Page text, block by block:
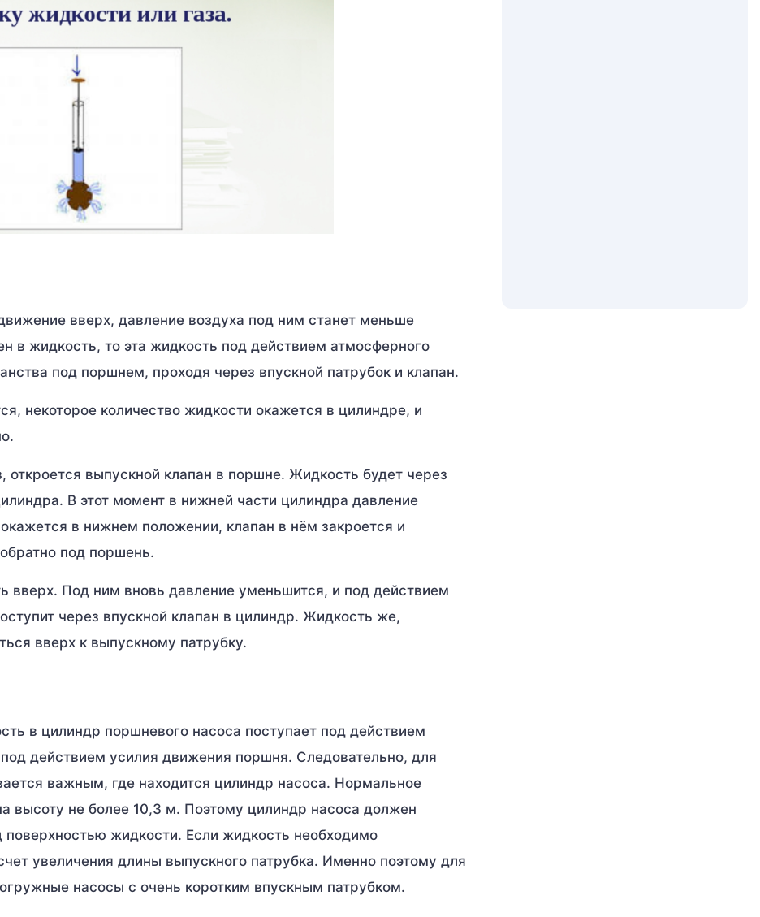
вверх, давление воздуха под ним станет меньше
в жидкость, то эта жидкость под действием атмосферного
под поршнем, проходя через впускной патрубок и клапан.
некоторое количество жидкости окажется в цилиндре, и
выпускной клапан в поршне. Жидкость будет через
В этот момент в нижней части цилиндра давление
в нижнем положении, клапан в нём закроется и
под поршень.
вверх. Под ним вновь давление уменьшится, и под действием
через впускной клапан в цилиндр. Жидкость же,
вверх к выпускному патрубку.
в цилиндр поршневого насоса поступает под действием
действием усилия движения поршня. Следовательно, для
важным, где находится цилиндр насоса. Нормальное
высоту не более 10,3 м. Поэтому цилиндр насоса должен
поверхностью жидкости. Если жидкость необходимо
увеличения длины выпускного патрубка. Именно поэтому для
насосы с очень коротким впускным патрубком.